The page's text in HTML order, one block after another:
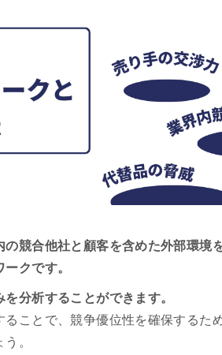
の競合他社と顧客を含めた外部環境
クです。
分析することができます。
ことで、競争優位性を確保するた
。